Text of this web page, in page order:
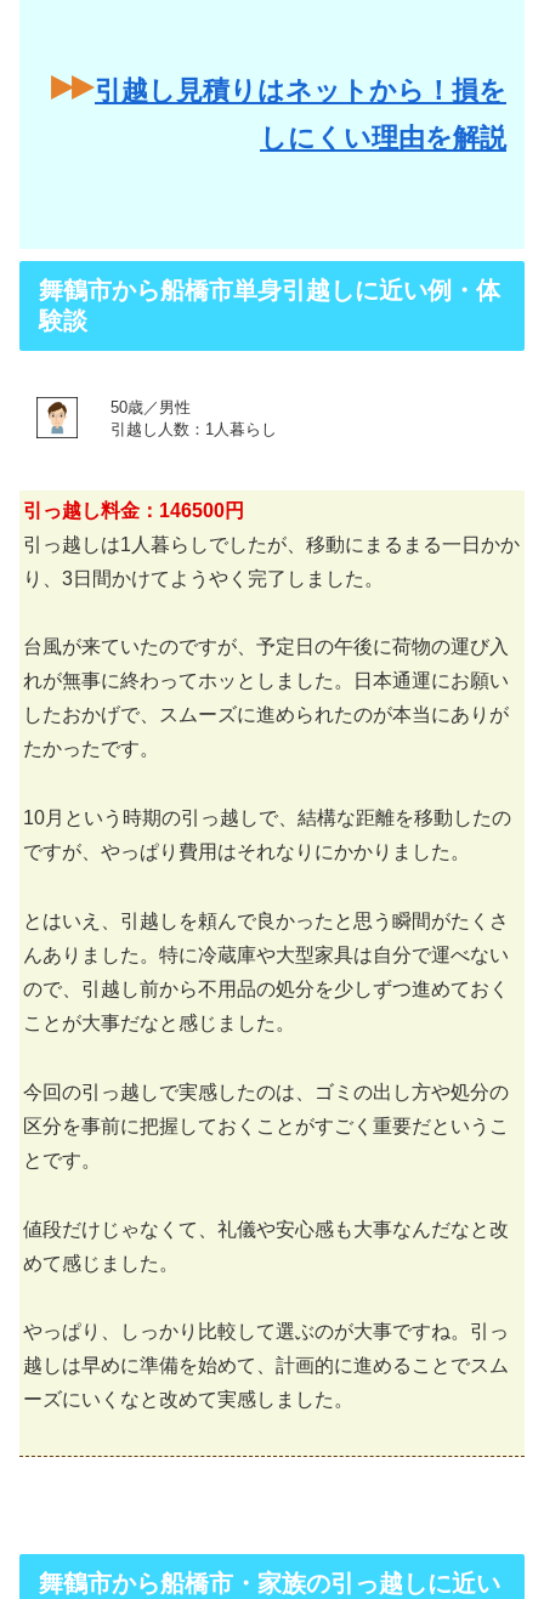
引越し見積りはネットから！損を
しにくい理由を解説
舞鶴市から船橋市単身引越しに近い例・体
験談
50歳／男性
引越し人数：1人暮らし
引っ越し料金：146500円
引っ越しは1人暮らしでしたが、移動にまるまる一日かか
り、3日間かけてようやく完了しました。
台風が来ていたのですが、予定日の午後に荷物の運び入
れが無事に終わってホッとしました。日本通運にお願い
したおかげで、スムーズに進められたのが本当にありが
たかったです。
10月という時期の引っ越しで、結構な距離を移動したの
ですが、やっぱり費用はそれなりにかかりました。
とはいえ、引越しを頼んで良かったと思う瞬間がたくさ
んありました。特に冷蔵庫や大型家具は自分で運べない
ので、引越し前から不用品の処分を少しずつ進めておく
ことが大事だなと感じました。
今回の引っ越しで実感したのは、ゴミの出し方や処分の
区分を事前に把握しておくことがすごく重要だというこ
とです。
値段だけじゃなくて、礼儀や安心感も大事なんだなと改
めて感じました。
やっぱり、しっかり比較して選ぶのが大事ですね。引っ
越しは早めに準備を始めて、計画的に進めることでスム
ーズにいくなと改めて実感しました。
舞鶴市から船橋市・家族の引っ越しに近い